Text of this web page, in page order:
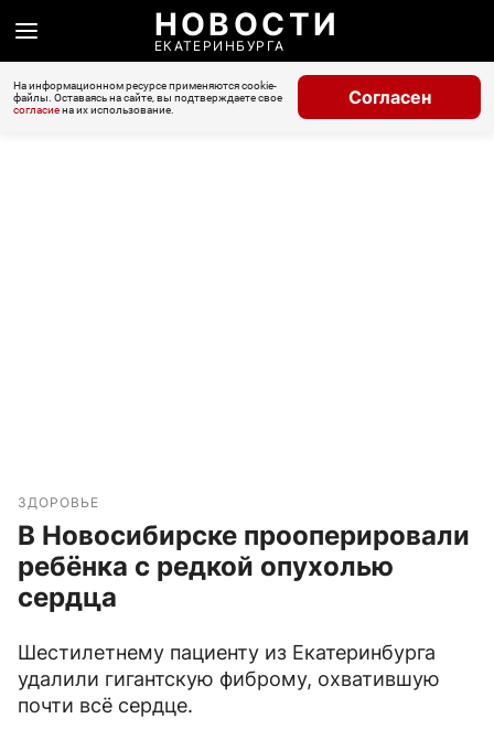
НОВОСТИ
ЕКАТЕРИНБУРГА
На информационном ресурсе применяются cookie-
файлы. Оставаясь на сайте, вы подтверждаете свое
согласиена их использование.
Согласен
ЗДОРОВЬЕ
В Новосибирске прооперировали
ребёнка с редкой опухолью
сердца
Шестилетнему пациенту из Екатеринбурга
удалили гигантскую фиброму, охватившую
почти всё сердце.